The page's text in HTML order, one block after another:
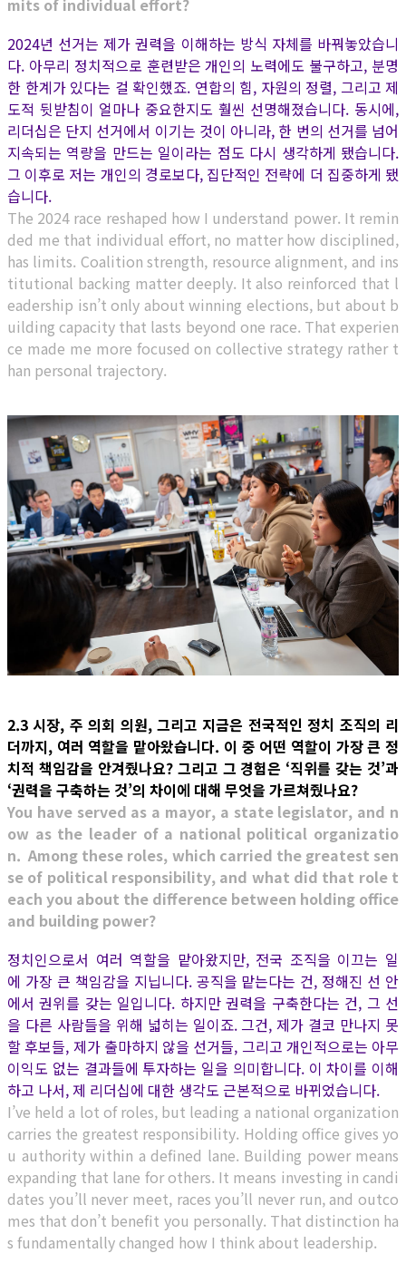
mits of individual effort?
2024년 선거는 제가 권력을 이해하는 방식 자체를 바꿔놓았습니
다. 아무리 정치적으로 훈련받은 개인의 노력에도 불구하고, 분명
한 한계가 있다는 걸 확인했죠. 연합의 힘, 자원의 정렬, 그리고 제
도적 뒷받침이 얼마나 중요한지도 훨씬 선명해졌습니다. 동시에,
리더십은 단지 선거에서 이기는 것이 아니라, 한 번의 선거를 넘어
지속되는 역량을 만드는 일이라는 점도 다시 생각하게 됐습니다.
그 이후로 저는 개인의 경로보다, 집단적인 전략에 더 집중하게 됐
습니다.
The 2024 race reshaped how I understand power. It remin
ded me that individual effort, no matter how disciplined,
has limits. Coalition strength, resource alignment, and ins
titutional backing matter deeply. It also reinforced that l
eadership isn’t only about winning elections, but about b
uilding capacity that lasts beyond one race. That experien
ce made me more focused on collective strategy rather t
han personal trajectory.
2.3 시장, 주 의회 의원, 그리고 지금은 전국적인 정치 조직의 리
더까지, 여러 역할을 맡아왔습니다. 이 중 어떤 역할이 가장 큰 정
치적 책임감을 안겨줬나요? 그리고 그 경험은 ‘직위를 갖는 것’과
‘권력을 구축하는 것’의 차이에 대해 무엇을 가르쳐줬나요?
You have served as a mayor, a state legislator, and n
ow as the leader of a national political organizatio
n. Among these roles, which carried the greatest sen
se of political responsibility, and what did that role t
each you about the difference between holding office
and building power?
정치인으로서 여러 역할을 맡아왔지만, 전국 조직을 이끄는 일
에 가장 큰 책임감을 지닙니다. 공직을 맡는다는 건, 정해진 선 안
에서 권위를 갖는 일입니다. 하지만 권력을 구축한다는 건, 그 선
을 다른 사람들을 위해 넓히는 일이죠. 그건, 제가 결코 만나지 못
할 후보들, 제가 출마하지 않을 선거들, 그리고 개인적으로는 아무
이익도 없는 결과들에 투자하는 일을 의미합니다. 이 차이를 이해
하고 나서, 제 리더십에 대한 생각도 근본적으로 바뀌었습니다.
I’ve held a lot of roles, but leading a national organization
carries the greatest responsibility. Holding office gives yo
u authority within a defined lane. Building power means
expanding that lane for others. It means investing in candi
dates you’ll never meet, races you’ll never run, and outco
mes that don’t benefit you personally. That distinction ha
s fundamentally changed how I think about leadership.